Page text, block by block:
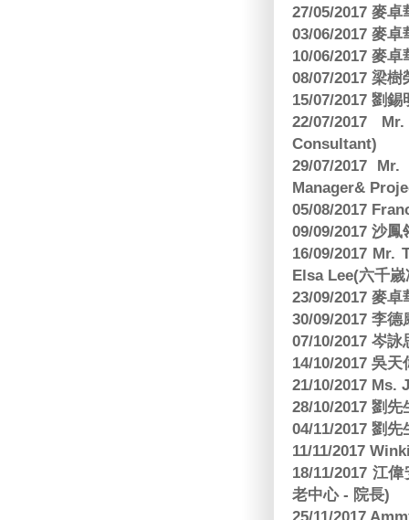
27/05/2017 麥
03/06/2017 麥
10/06/2017 麥
08/07/2017 梁
15/07/2017 劉
22/07/2017
Consultant)
29/07/2017
Manager&
05/08/2017
09/09/2017 沙
16/09/2017 Mr.
Elsa Lee(六千
23/09/2017 麥
30/09/2017 李
07/10/2017 岑
14/10/2017 吳
21/10/2017 Ms.
28/10/2017 劉
04/11/2017 劉
11/11/2017
18/11/2017 江
老中心 - 院長)